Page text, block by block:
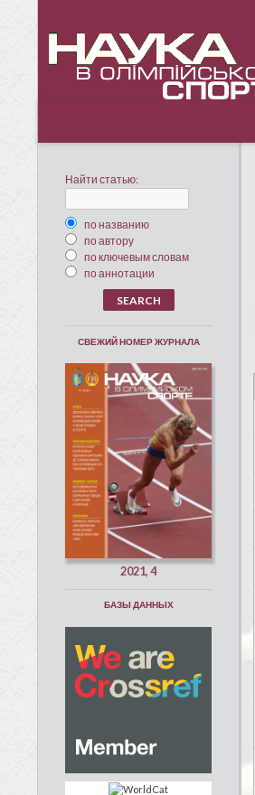
Найти статью:
по названию
по автору
по ключевым словам
по аннотации
СВЕЖИЙ НОМЕР ЖУРНАЛА
2021, 4
БАЗЫ ДАННЫХ